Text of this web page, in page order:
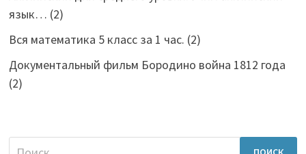
язык… (2)
Вся математика 5 класс за 1 час. (2)
Документальный фильм Бородино война 1812 года
(2)
Найти: